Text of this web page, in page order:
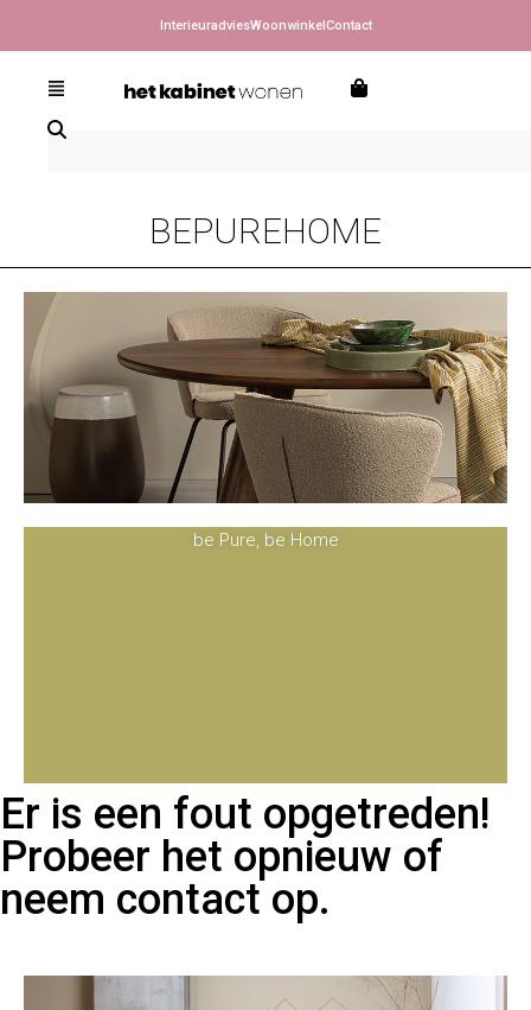
InterieuradviesWoonwinkelContact
BEPUREHOME
be Pure, be Home
Er is een fout opgetreden!
Probeer het opnieuw of
neem contact op.